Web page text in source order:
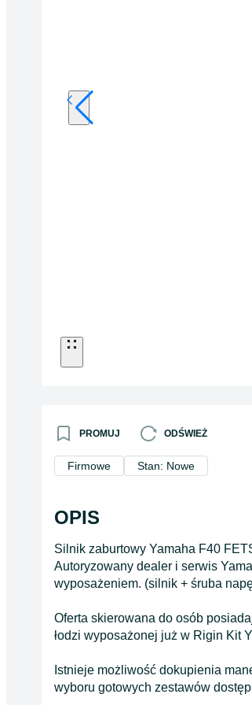
PROMUJ ODŚWIEŻ
Firmowe Stan: Nowe
OPIS
Silnik zaburtowy Yamaha F40
Autoryzowany dealer i serwis
wyposażeniem. (silnik + śruba
Oferta skierowana do osób
łodzi wyposażonej już w Rigin Kit
Istnieje możliwość dokupienia
wyboru gotowych zestawów